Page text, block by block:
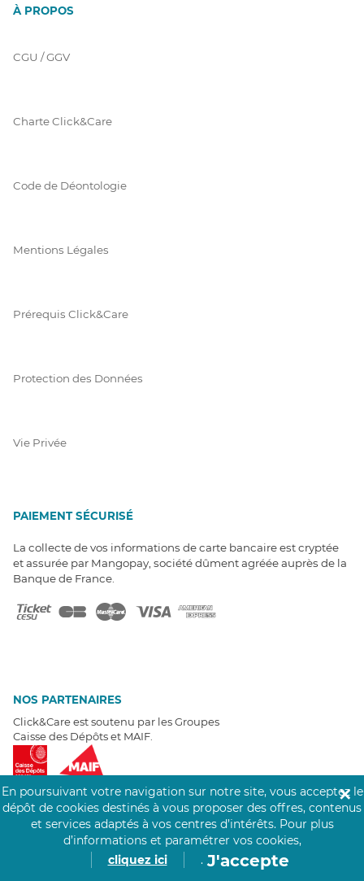
À PROPOS
CGU / GGV
Charte Click&Care
Code de Déontologie
Mentions Légales
Prérequis Click&Care
Protection des Données
Vie Privée
PAIEMENT SÉCURISÉ
La collecte de vos informations de carte bancaire est cryptée
et assurée par Mangopay, société dûment agréée auprès de la
Banque de France.
NOS PARTENAIRES
Click&Care est soutenu par les Groupes
Caisse des Dépôts et MAIF.
EXPERTS À VOTRE ÉCOUTE
Un besoin de recrutement ? Click&Care vous accompagne par
En poursuivant votre navigation sur notre site, vous acceptez le
dépôt de cookies destinés à vous proposer des offres, contenus
et services adaptés à vos centres d’intérêts. Pour plus
d’informations et paramétrer vos cookies,
cliquez ici
. J'accepte
✕